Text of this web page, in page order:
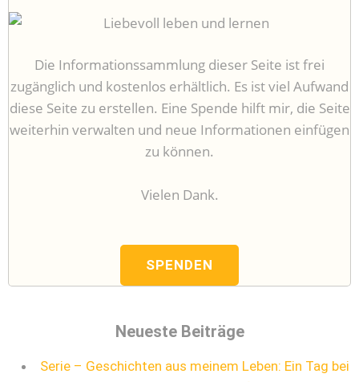
Die Informationssammlung dieser Seite ist frei
zugänglich und kostenlos erhältlich. Es ist viel Aufwand
diese Seite zu erstellen. Eine Spende hilft mir, die Seite
weiterhin verwalten und neue Informationen einfügen
zu können.
Vielen Dank.
SPENDEN
Neueste Beiträge
Serie – Geschichten aus meinem Leben: Ein Tag bei